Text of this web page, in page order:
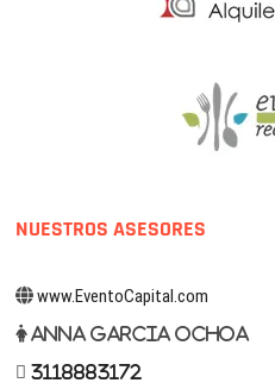
NUESTROS ASESORES
www.EventoCapital.com
Anna Garcia Ochoa
3118883172